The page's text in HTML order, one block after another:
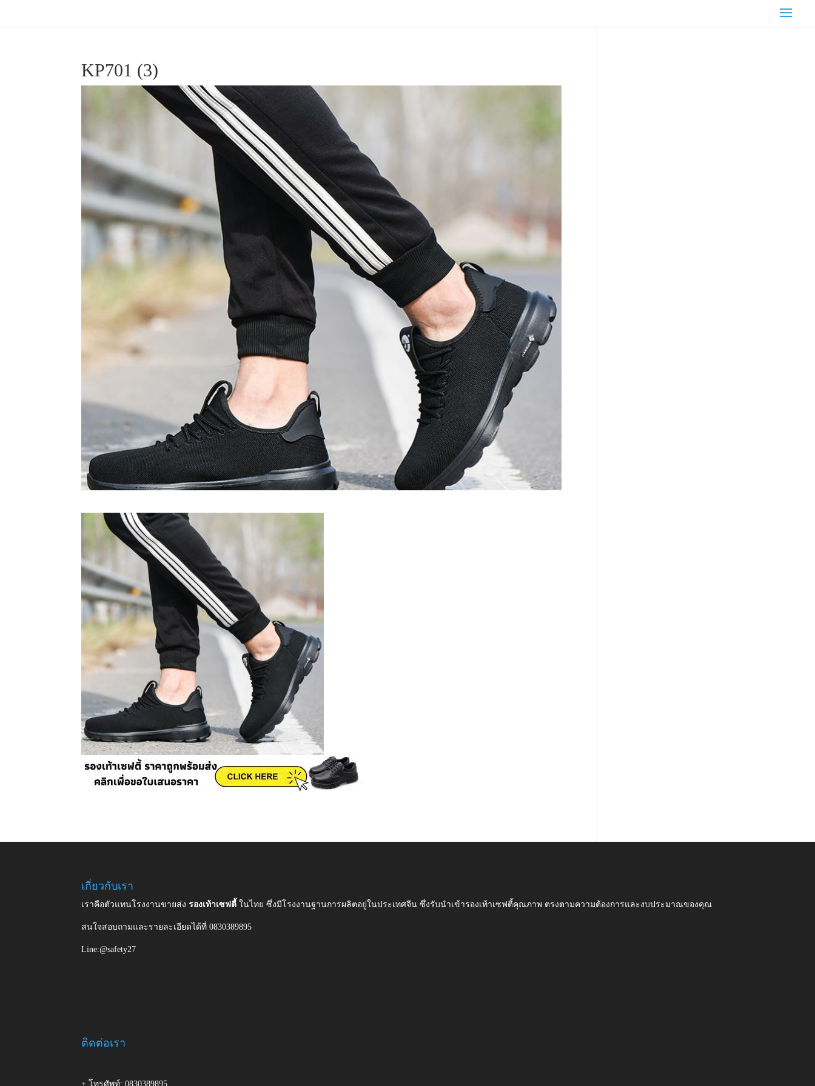
KP701 (3)
เกี่ยวกับเรา
เราคือตัวแทนโรงงานขายส่งรองเท้าเซฟตี้ในไทย ซึ่งมีโรงงานฐานการผลิตอยู่ในประเทศจีน ซึ่งรับนำเข้ารองเท้าเซฟตี้คุณภาพ ตรงตามความต้องการและงบประมาณของคุณ
สนใจสอบถามและรายละเอียดได้ที่ 0830389895
Line:@safety27
ติดต่อเรา
+ โทรศัพท์: 0830389895